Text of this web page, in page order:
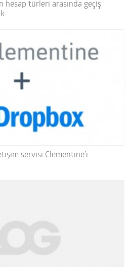
hesap türleri arasında geçiş
servisi Clementine’i